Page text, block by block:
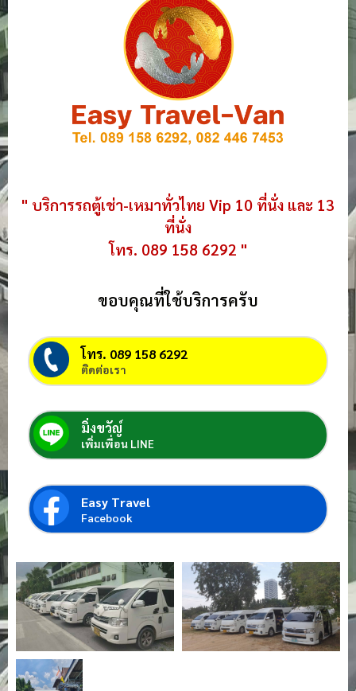
" บริการรถตู้เช่า-เหมาทั่วไทย Vip 10 ที่นั่ง และ 13
ที่นั่ง
โทร. 089 158 6292 "
ขอบคุณที่ใช้บริการครับ
โทร. 089 158 6292
ติดต่อเรา
มิ่งขวัญ์
เพิ่มเพื่อน LINE
Easy Travel
Facebook